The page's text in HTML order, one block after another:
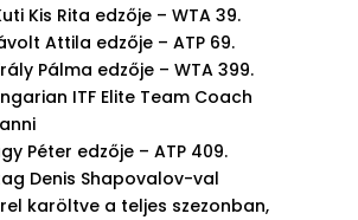
Kis Rita edzője – WTA 39.
Attila edzője – ATP 69.
Pálma edzője – WTA 399.
ITF Elite Team Coach
Péter edzője – ATP 409.
Denis Shapovalov-val
karöltve a teljes szezonban,